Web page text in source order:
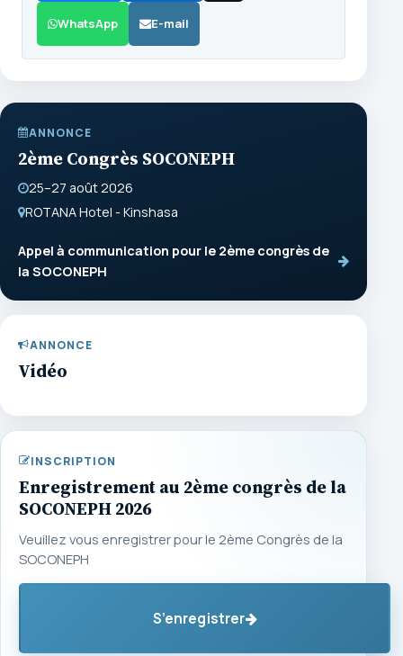
WhatsApp E-mail
ANNONCE
2ème Congrès SOCONEPH
25–27 août 2026
ROTANA Hotel - Kinshasa
Appel à communication pour le 2ème congrès de
la SOCONEPH
ANNONCE
Vidéo
INSCRIPTION
Enregistrement au 2ème congrès de la
SOCONEPH 2026
Veuillez vous enregistrer pour le 2ème Congrès de la
SOCONEPH
S’enregistrer